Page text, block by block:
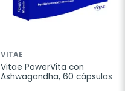
VITAE
Vitae PowerVita con
Ashwagandha, 60 cápsulas